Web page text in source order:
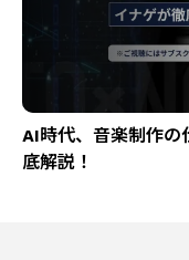
AI時代、音楽制作の
底解説！